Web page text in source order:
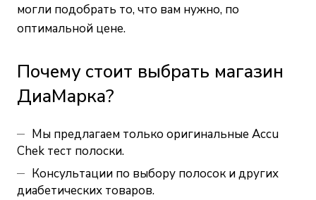
могли подобрать то, что вам нужно, по
оптимальной цене.
Почему стоит выбрать магазин
ДиаМарка?
Мы предлагаем только оригинальные Accu
Chek тест полоски.
Консультации по выбору полосок и других
диабетических товаров.